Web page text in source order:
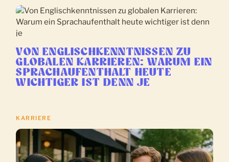
VON ENGLISCHKENNTNISSEN ZU
GLOBALEN KARRIEREN: WARUM EIN
SPRACHAUFENTHALT HEUTE
WICHTIGER IST DENN JE
KARRIERE